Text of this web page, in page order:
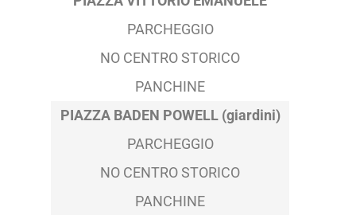
PARCHEGGIO
NO CENTRO STORICO
PANCHINE
PIAZZA BADEN POWELL (giardini)
PARCHEGGIO
NO CENTRO STORICO
PANCHINE